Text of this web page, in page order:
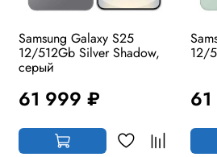
Samsung Galaxy S25
12/512Gb Silver Shadow,
серый
61 999 ₽
12/